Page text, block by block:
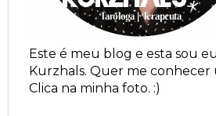
Este é meu blog e esta sou
Kurzhals. Quer me conhecer
Clica na minha foto. :)